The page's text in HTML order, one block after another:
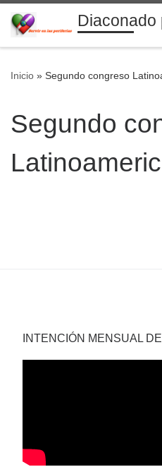
Saltar al contenidoDiaconado
Inicio » Segundo congreso
Segundo
INTENCIÓN MENSUAL